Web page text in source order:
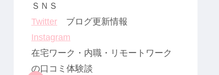
ＳＮＳ
Twitter ブログ更新情報
Instagram
在宅ワーク・内職・リモートワーク
の口コミ体験談